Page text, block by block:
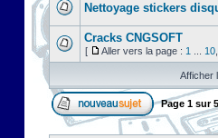
Nettoyage stickers
Cracks CNGSOFT
[ Aller vers la page : 1 10
Afficher
Page 1 sur5